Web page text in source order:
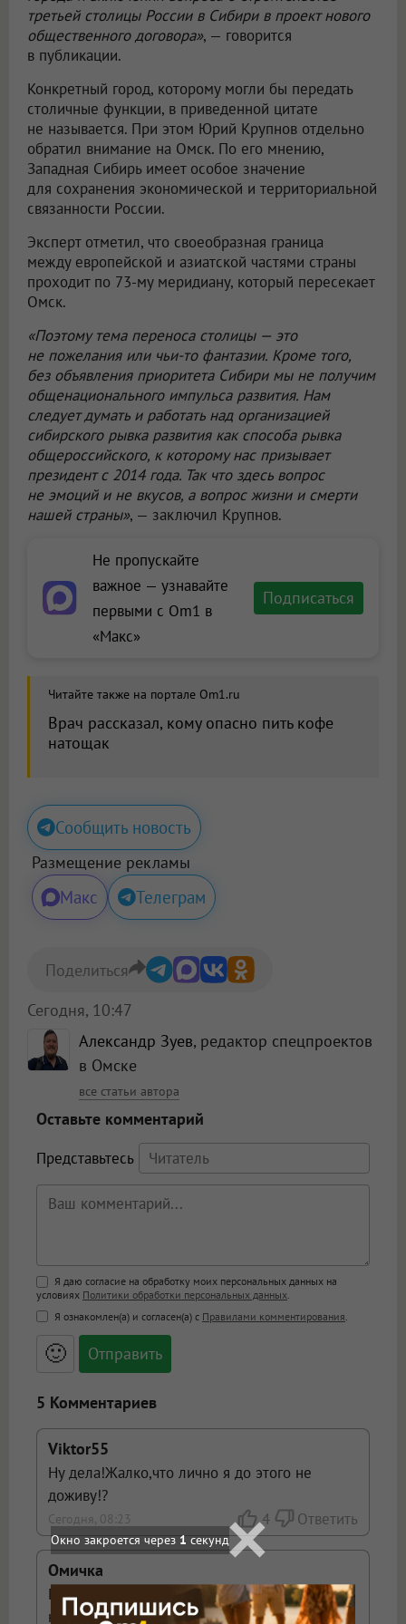
третьей столицы России в Сибири в проект нового
общественного договора», — говорится
в публикации.
Конкретный город, которому могли бы передать
столичные функции, в приведенной цитате
не называется. При этом Юрий Крупнов отдельно
обратил внимание на Омск. По его мнению,
Западная Сибирь имеет особое значение
для сохранения экономической и территориальной
связанности России.
Эксперт отметил, что своеобразная граница
между европейской и азиатской частями страны
проходит по 73-му меридиану, который пересекает
Омск.
«Поэтому тема переноса столицы — это
не пожелания или чьи-то фантазии. Кроме того,
без объявления приоритета Сибири мы не получим
общенационального импульса развития. Нам
следует думать и работать над организацией
сибирского рывка развития как способа рывка
общероссийского, к которому нас призывает
президент с 2014 года. Так что здесь вопрос
не эмоций и не вкусов, а вопрос жизни и смерти
нашей страны», — заключил Крупнов.
Не пропускайте
важное — узнавайте
первыми с Om1 в
«Макс»
Подписаться
Читайте также на портале Om1.ru
Врач рассказал, кому опасно пить кофе
натощак
Сообщить новость
Размещение рекламы
Макс Телеграм
Александр Зуев, редактор спецпроектов
в Омске
все статьи автора
Сегодня, 10:47
Поделиться
Оставьте комментарий
Представьтесь
Поддержка HTML
<b>, <strong>, <u>, <i>, <em>, <s>, <big>,
<small>, <sup>, <sub>, <pre>, <ul>, <ol>, <li>,
<blockquote>, <code> экранирует HTML,
адреса URL автоматически становятся
ссылками, и [img]адрес[/img] будет
Я даю согласие на обработку моих персональных данных на
условиях Политики обработки персональных данных
Я ознакомлен(а) и согласен(а) с Правилами комментирования
🙂
5 Комментариев
Viktor55
Ну дела!Жалко,что лично я до этого не
доживу!?
Сегодня, 08:23 4 Ответить
Омичка
Где-то про это уже писали, только Омск
назывался Нью-Васюки...